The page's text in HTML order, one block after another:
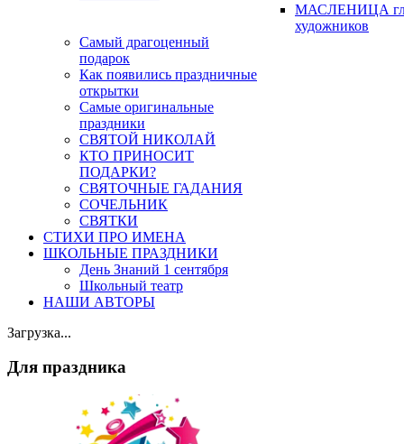
МАСЛЕНИЦА
художников
Самый драгоценный
подарок
Как появились праздничные
открытки
Самые оригинальные
праздники
СВЯТОЙ НИКОЛАЙ
КТО ПРИНОСИТ
ПОДАРКИ?
СВЯТОЧНЫЕ ГАДАНИЯ
СОЧЕЛЬНИК
СВЯТКИ
СТИХИ ПРО ИМЕНА
ШКОЛЬНЫЕ ПРАЗДНИКИ
День Знаний 1 сентября
Школьный театр
НАШИ АВТОРЫ
Загрузка...
Для праздника